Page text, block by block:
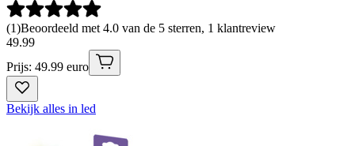
(1)Beoordeeld met 4.0 van de 5 sterren, 1 klantreview
49.99
Prijs: 49.99 euro
Bekijk alles in led